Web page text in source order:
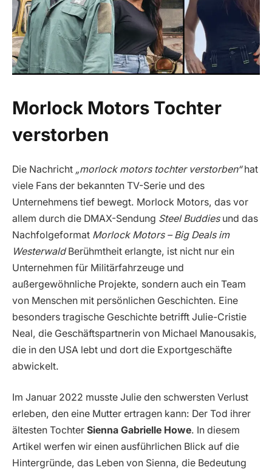
Morlock Motors Tochter
verstorben
Die Nachricht „morlock motors tochter verstorben“hat
viele Fans der bekannten TV-Serie und des
Unternehmens tief bewegt. Morlock Motors, das vor
allem durch die DMAX-Sendung Steel Buddiesund das
Nachfolgeformat Morlock Motors – Big Deals im
WesterwaldBerühmtheit erlangte, ist nicht nur ein
Unternehmen für Militärfahrzeuge und
außergewöhnliche Projekte, sondern auch ein Team
von Menschen mit persönlichen Geschichten. Eine
besonders tragische Geschichte betrifft Julie-Cristie
Neal, die Geschäftspartnerin von Michael Manousakis,
die in den USA lebt und dort die Exportgeschäfte
abwickelt.
Im Januar 2022 musste Julie den schwersten Verlust
erleben, den eine Mutter ertragen kann: Der Tod ihrer
ältesten Tochter Sienna Gabrielle Howe. In diesem
Artikel werfen wir einen ausführlichen Blick auf die
Hintergründe, das Leben von Sienna, die Bedeutung